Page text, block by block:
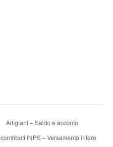
Artigiani – Saldo e acconto
contributi INPS – Versamento intero